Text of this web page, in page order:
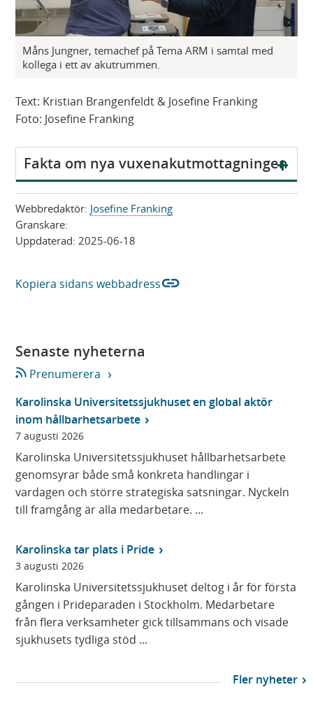
Måns Jungner, temachef på Tema ARM i samtal med
kollega i ett av akutrummen.
Text: Kristian Brangenfeldt & Josefine Franking
Foto: Josefine Franking
V
i
s
a
Fakta om nya vuxenakutmottagningen
Webbredaktör: Josefine Franking
Granskare:
Uppdaterad:2025-06-18
Kopiera sidans webbadresslink
Senaste nyheterna
Prenumerera
Karolinska Universitetssjukhuset en global aktör
inom hållbarhetsarbete
7 augusti 2026
Karolinska Universitetssjukhuset hållbarhetsarbete
genomsyrar både små konkreta handlingar i
vardagen och större strategiska satsningar. Nyckeln
till framgång är alla medarbetare. ...
Karolinska tar plats i Pride
3 augusti 2026
Karolinska Universitetssjukhuset deltog i år för första
gången i Prideparaden i Stockholm. Medarbetare
från flera verksamheter gick tillsammans och visade
sjukhusets tydliga stöd ...
Fler nyheter